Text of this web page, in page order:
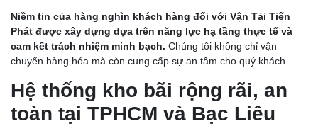
Niềm tin của hàng nghìn khách hàng đối với Vận Tải Tiến
Phát được xây dựng dựa trên năng lực hạ tầng thực tế và
cam kết trách nhiệm minh bạch. Chúng tôi không chỉ vận
chuyển hàng hóa mà còn cung cấp sự an tâm cho quý khách.
Hệ thống kho bãi rộng rãi, an
toàn tại TPHCM và Bạc Liêu